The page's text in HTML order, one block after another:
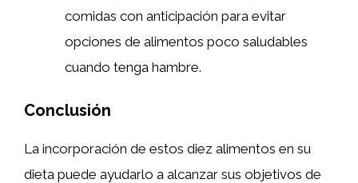
comidas con anticipación para evitar
opciones de alimentos poco saludables
cuando tenga hambre.
Conclusión
La incorporación de estos diez alimentos en su
dieta puede ayudarlo a alcanzar sus objetivos de